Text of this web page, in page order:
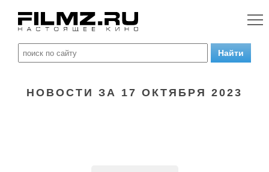
НОВОСТИ ЗА 17 ОКТЯБРЯ 2023